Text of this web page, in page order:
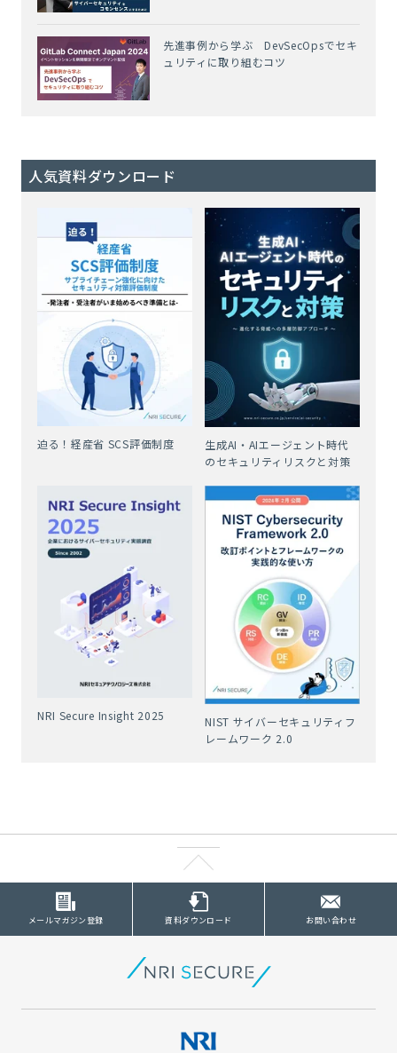
先進事例から学ぶ DevSecOpsでセキ
ュリティに取り組むコツ
人気資料ダウンロード
迫る！経産省 SCS評価制度
生成AI・AIエージェント時代
のセキュリティリスクと対策
NRI Secure Insight 2025
NIST サイバーセキュリティフ
レームワーク 2.0
メールマガジン登録 資料ダウンロード お問い合わせ